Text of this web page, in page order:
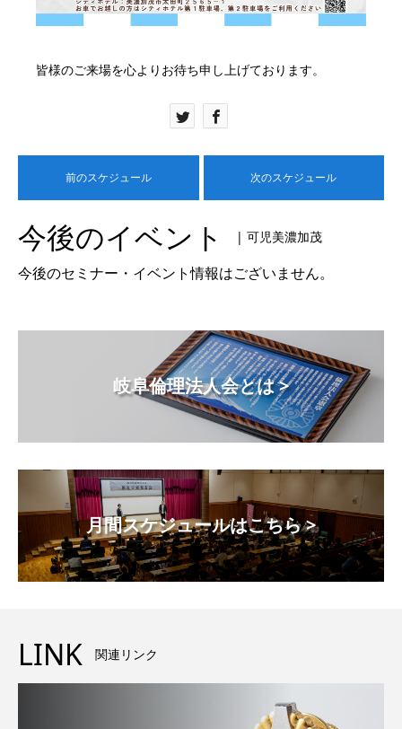
皆様のご来場を心よりお待ち申し上げております。
前のスケジュール 次のスケジュール
今後のイベント | 可児美濃加茂
今後のセミナー・イベント情報はございません。
岐阜倫理法人会とは >
月間スケジュールはこちら >
LINK 関連リンク